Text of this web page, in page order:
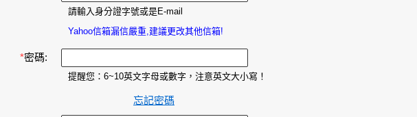
請輸入身分證字號或是E-mail
Yahoo信箱漏信嚴重,建議更改其他信箱!
*密碼:
提醒您：6~10英文字母或數字，注意英文大小寫！
忘記密碼